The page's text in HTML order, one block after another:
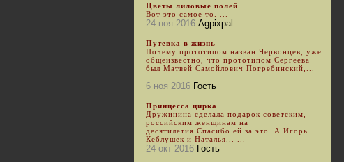
Цветы лиловые полей
Вот это самое то. ...
24 ноя 2016 Agpixpal
Путевка в жизнь
Почему прототипом назван Червонцев, уже
общеизвестно, что прототипом Сергеева
был Матвей Самойлович Погребинский,...
6 ноя 2016 Гость
Принцесса цирка
Дружинина сделала подарок советским,
российским женщинам на
десятилетия.Спасибо ей за это. А Игорь
Кеблушек и Наталья... ...
24 окт 2016 Гость